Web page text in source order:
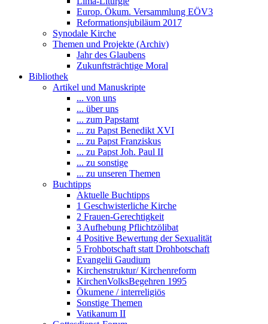
Europ. Ökum. Versammlung EÖV3
Reformationsjubiläum 2017
Synodale Kirche
Themen und Projekte (Archiv)
Jahr des Glaubens
Zukunftsträchtige Moral
Bibliothek
Artikel und Manuskripte
... von uns
... über uns
... zum Papstamt
... zu Papst Benedikt XVI
... zu Papst Franziskus
... zu Papst Joh. Paul II
... zu sonstige
... zu unseren Themen
Buchtipps
Aktuelle Buchtipps
1 Geschwisterliche Kirche
2 Frauen-Gerechtigkeit
3 Aufhebung Pflichtzölibat
4 Positive Bewertung der Sexualität
5 Frohbotschaft statt Drohbotschaft
Evangelii Gaudium
Kirchenstruktur/ Kirchenreform
KirchenVolksBegehren 1995
Ökumene / interreligiös
Sonstige Themen
Vatikanum II